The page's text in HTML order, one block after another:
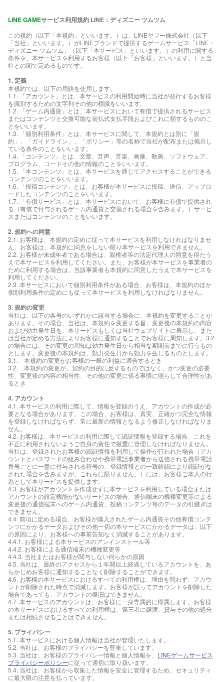
LINE GAMEサービス利用規約 LINE：ディズニー ツムツム
この規約（以下「本規約」といいます。）は、LINEヤフー株式会社（以下
「当社」といいます。）がLINEブランドで提供するゲームサービス「LINE：
ディズニー ツムツム」（以下「本サービス」といいます。）の利用に関する
条件を、本サービスを利用するお客様（以下「お客様」といいます。）と当
社との間で定めるものです。
1. 定義
本規約では、以下の用語を使用します。
1.1. 「アカウント」とは、本サービスの利用開始時に当社が発行するお客様
を識別するための文字列その他の標識をいいます。
1.2. 「ゲーム内通貨」とは、本サービスにおいて有償で提供されるサービス
またはコンテンツと交換可能な前払式支払手段およびこれに類するもののこ
とをいいます。
1.3. 「個別利用条件」とは、本サービスに関して、本規約とは別に「規
約」、「ガイドライン」、「ポリシー」等の名称で当社が配布または掲示し
ている条件のことをいいます。
1.4. 「コンテンツ」とは、文章、音声、音楽、画像、動画、ソフトウェア、
プログラム、コードその他の情報のことをいいます。
1.5. 「本コンテンツ」とは、本サービスを通じてアクセスすることができる
コンテンツのことをいいます。
1.6. 「投稿コンテンツ」とは、お客様が本サービスに投稿、送信、アップロ
ードしたコンテンツのことをいいます。
1.7. 「有償サービス」とは、本サービスにおいて、お客様に有償で提供され
る（有償で付与されるゲーム内通貨と交換される場合を含みます。）サービ
スまたはコンテンツのことをいいます。
2. 規約への同意
2.1. お客様は、本規約の定めに従って本サービスを利用しなければなりませ
ん。お客様は、本規約に同意をしない限り本サービスを利用できません。
2.2. お客様が未成年者である場合は、親権者等の法定代理人の同意を得たう
えで本サービスを利用してください。また、お客様が本サービスを事業者の
ために利用する場合は、当該事業者も本規約に同意したうえで本サービスを
利用してください。
2.3. 本サービスにおいて個別利用条件がある場合、お客様は、本規約のほか
個別利用条件の定めにも従って本サービスを利用しなければなりません。
3. 規約の変更
当社は、以下の各号のいずれかに該当する場合に、本規約を変更することが
あります。その場合、当社は、本規約を変更する旨、変更後の本規約の内容
および効力発生日を、本サービスもしくは当社ウェブサイトに表示し、また
は当社が定める方法によりお客様に通知することでお客様に周知します。3.2
の場合には、その変更の周知は効力発生日から相当な期間前までに行うもの
とします。変更後の本規約は、効力発生日から効力を生じるものとします。
3.1. 本規約の変更がお客様の一般の利益に適合するとき
3.2. 本規約の変更が、契約の目的に反するものではなく、かつ変更の必要
性、変更後の内容の相当性、その他の変更に係る事情に照らして合理性があ
るとき
4. アカウント
4.1. 本サービスの利用に際して、情報を登録のうえ、アカウントの作成が必
要となる場合があります。この場合、お客様は、真実、正確かつ完全な情報
を登録しなければならず、常に最新の情報となるよう修正しなければなりま
せん。
4.2. お客様は、本サービスの利用に際して認証情報を登録する場合、これを
不正に利用されないようご自身の責任で厳重に管理しなければなりません。
当社は、登録されたお客様の認証情報を利用して操作が行われた場合（アカ
ウントとパスワードの組み合わせや携帯電話事業者から送信される携帯電話
番号ごとに一意に付与される符号の、登録情報との一致確認により認証がな
された場合を含みますが、これらに限りません。）には、お客様ご本人の行
為として本サービスを提供します。
4.3. お客様がアカウントを作成せずに本サービスを利用している場合または
アカウントの設定機能がないサービスの場合、通信端末の機種変更等による
変更後の通信端末へのゲーム内通貨、投稿コンテンツ等のデータの引継ぎは
できません。
4.4. 前項に定める場合、お客様が購入されたゲーム内通貨その他有償コンテ
ンツにかかるデータおよびその他一切の本サービスにかかるデータは、以下
の原因により、お客様への事前告知なく消滅することがあります。
4.4.1. お客様による本サービスのアンインストール等
4.4.2. お客様による通信端末の機種変更等
4.4.3. 当社またはお客様が関与しない何らかの原因
4.5. 当社は、最終のアクセスから１年間以上経過しているアカウントを、あ
らかじめお客様に通知することなく削除することができます。
4.6. お客様の本サービスにおけるすべての利用権は、理由を問わず、アカウ
ントが削除された時点で消滅します。お客様が誤ってアカウントを削除した
場合であっても、アカウントの復旧はできません。
4.7. 本サービスのアカウントは、お客様に一身専属的に帰属します。お客様
の本サービスにおけるすべての利用権は、第三者に譲渡、貸与その他の処分
または相続させることはできません。
5. プライバシー
5.1. 本サービスにおける個人情報は当社が管理いたします。
5.2. 当社は、お客様のプライバシーを尊重しています。
5.3. 当社は、お客様のプライバシー情報と個人情報を、 LINEゲームサービス
プライバシーポリシーに従って適切に取り扱います。
5.4. 当社は、お客様から収集した情報を安全に管理するため、セキュリティ
に最大限の注意を払っています。